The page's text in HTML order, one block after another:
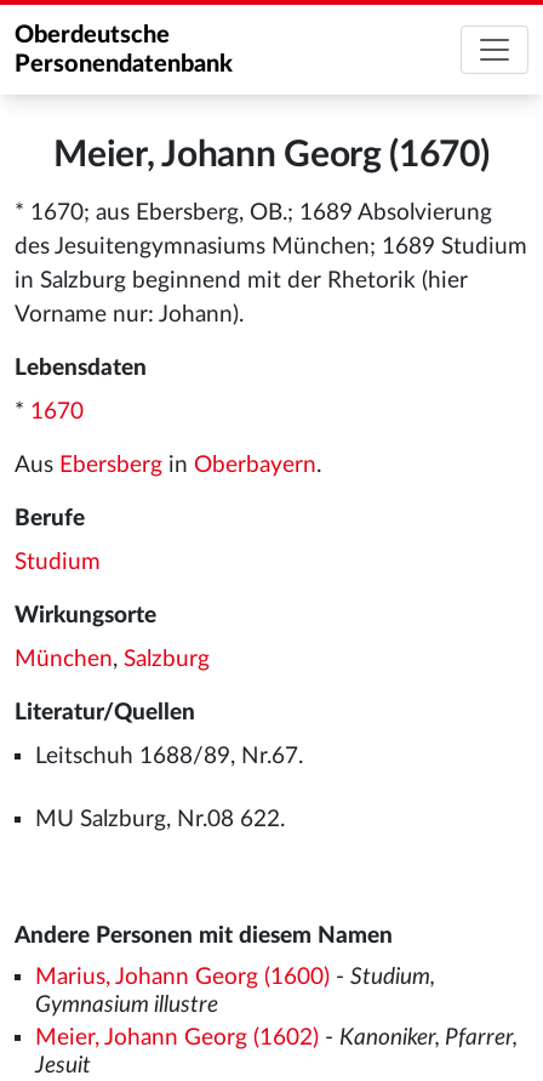
Oberdeutsche
Personendatenbank
Meier, Johann Georg (1670)
* 1670; aus Ebersberg, OB.; 1689 Absolvierung
des Jesuitengymnasiums München; 1689 Studium
in Salzburg beginnend mit der Rhetorik (hier
Vorname nur: Johann).
Lebensdaten
* 1670
Aus Ebersberg in Oberbayern.
Berufe
Studium
Wirkungsorte
München, Salzburg
Literatur/Quellen
Leitschuh 1688/89, Nr.67.
MU Salzburg, Nr.08 622.
Andere Personen mit diesem Namen
Marius, Johann Georg (1600)- Studium,
Gymnasium illustre
Meier, Johann Georg (1602)- Kanoniker, Pfarrer,
Jesuit